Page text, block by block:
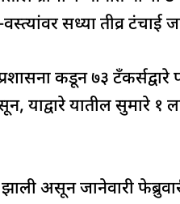
सध्या तीव्र
कडून ७३ टँकर्सद्वारे
यातील सुमारे १
असून जानेवारी